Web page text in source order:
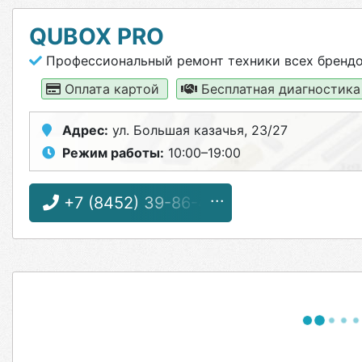
QUBOX PRO
Профессиональный ремонт техники всех
Оплата картой
Бесплатная
Адрес: ул. Большая казачья, 23/27
Режим работы: 10:00–19:00
+7 (8452) 39-86-42